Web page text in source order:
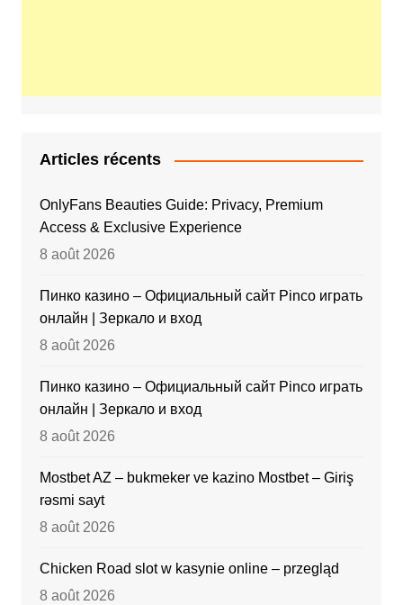
Articles récents
OnlyFans Beauties Guide: Privacy, Premium
Access & Exclusive Experience
8 août 2026
Пинко казино – Официальный сайт Pinco играть
онлайн | Зеркало и вход
8 août 2026
Пинко казино – Официальный сайт Pinco играть
онлайн | Зеркало и вход
8 août 2026
Mostbet AZ – bukmeker ve kazino Mostbet – Giriş
rəsmi sayt
8 août 2026
Chicken Road slot w kasynie online – przegląd
8 août 2026